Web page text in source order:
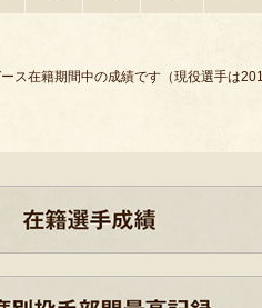
ス在籍期間中の成績です（現役選手は